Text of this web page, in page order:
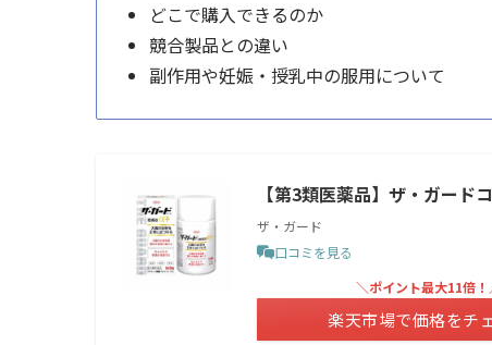
どこで購入できるのか
競合製品との違い
副作用や妊娠・授乳中の服用について
【第3類医薬品】ザ・ガード
ザ・ガード
口コミを見る
＼ポイント最大11倍！
楽天市場で価格をチ